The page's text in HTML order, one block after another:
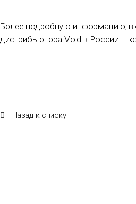
Более подробную информацию,
дистрибьютора Void в России –
Назад к списку